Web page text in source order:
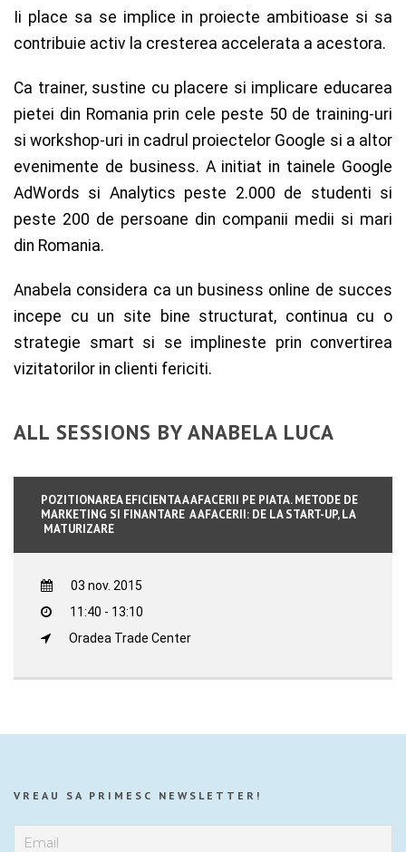
Ii place sa se implice in proiecte ambitioase si sa
contribuie activ la cresterea accelerata a acestora.
Ca trainer, sustine cu placere si implicare educarea
pietei din Romania prin cele peste 50 de training-uri
si workshop-uri in cadrul proiectelor Google si a altor
evenimente de business. A initiat in tainele Google
AdWords si Analytics peste 2.000 de studenti si
peste 200 de persoane din companii medii si mari
din Romania.
Anabela considera ca un business online de succes
incepe cu un site bine structurat, continua cu o
strategie smart si se implineste prin convertirea
vizitatorilor in clienti fericiti.
ALL SESSIONS BY ANABELA LUCA
POZITIONAREA EFICIENTA A AFACERII PE PIATA. METODE DE
MARKETING SI FINANTARE A AFACERII: DE LA START-UP, LA
MATURIZARE
03 nov. 2015
11:40 - 13:10
Oradea Trade Center
VREAU SA PRIMESC NEWSLETTER!